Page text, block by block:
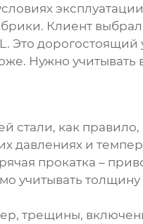
Клиент выбрал
Это дорогостоящий
Нужно учитывать
стали, как
давлениях и
прокатка –
учитывать
трещины,